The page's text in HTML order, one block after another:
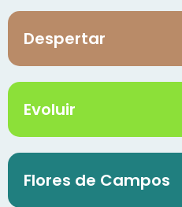
Despertar
Evoluir
Flores de Campos